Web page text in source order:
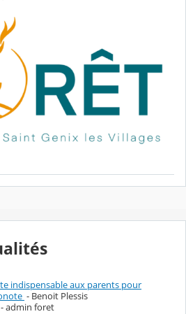
indispensable aux parents pour
- Benoit Plessis
- admin foret